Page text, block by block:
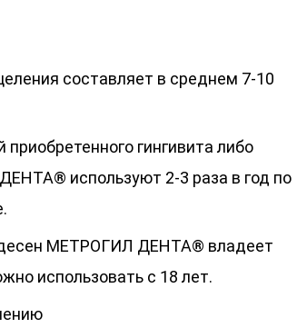
составляет в среднем 7-10
гингивита либо
используют 2-3 раза в год по
десен МЕТРОГИЛ ДЕНТА® владеет
использовать с 18 лет.